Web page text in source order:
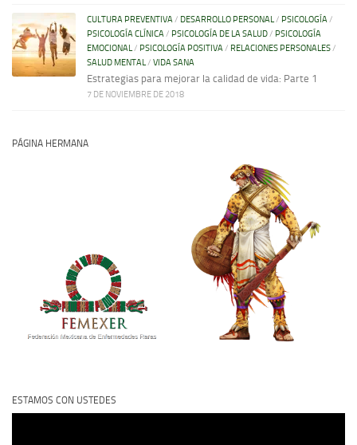
CULTURA PREVENTIVA/ DESARROLLO PERSONAL/ PSICOLOGÍA/
PSICOLOGÍA CLÍNICA/ PSICOLOGÍA DE LA SALUD/ PSICOLOGÍA
EMOCIONAL/ PSICOLOGÍA POSITIVA/ RELACIONES PERSONALES/
SALUD MENTAL/ VIDA SANA
Estrategias para mejorar la calidad de vida: Parte 1
7 DE NOVIEMBRE DE 2018
PÁGINA HERMANA
ESTAMOS CON USTEDES